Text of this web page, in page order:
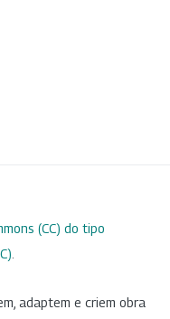
(CC) do tipo
adaptem e criem obra